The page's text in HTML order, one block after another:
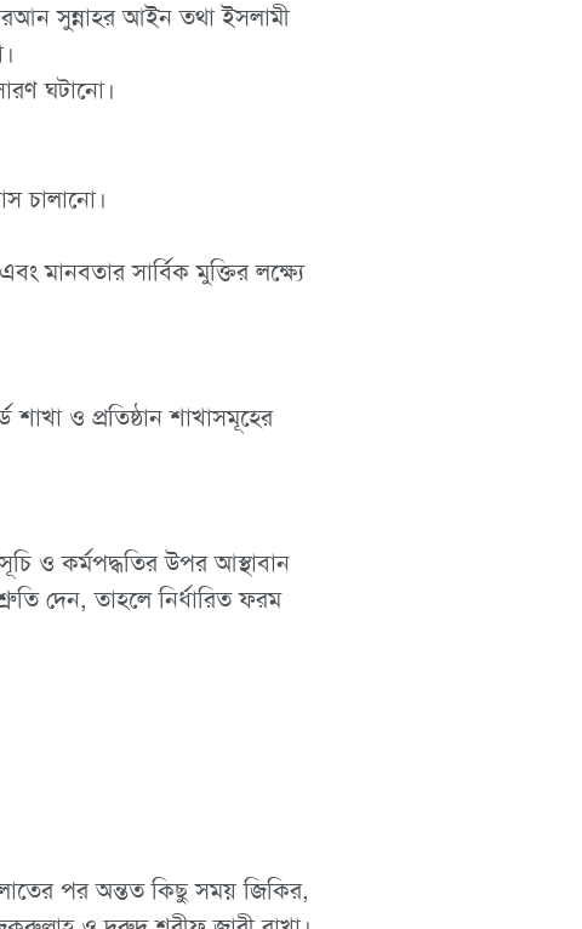
সুন্নাহর আইন তথা ইসলামী
ঘটানো।
চালানো।
মানবতার সার্বিক মুক্তির লক্ষ্যে
ও প্রতিষ্ঠান শাখাসমূহের
ও কর্মপদ্ধতির উপর আস্থাবান
দেন, তাহলে নির্ধারিত ফরম
পর অন্তত কিছু সময় জিকির,